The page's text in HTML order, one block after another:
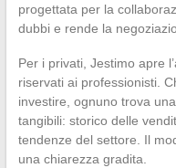
progettata per la
dubbi e rende la
Per i privati, Jestimo apre
riservati ai professionisti.
investire, ognuno trova
tangibili: storico delle
tendenze del settore. Il
una chiarezza gradita.